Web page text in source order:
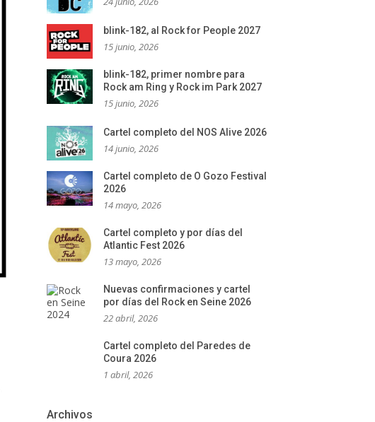
blink-182, al Rock for People 2027
15 junio, 2026
blink-182, primer nombre para
Rock am Ring y Rock im Park 2027
15 junio, 2026
Cartel completo del NOS Alive 2026
14 junio, 2026
Cartel completo de O Gozo Festival
2026
14 mayo, 2026
Cartel completo y por días del
Atlantic Fest 2026
13 mayo, 2026
Nuevas confirmaciones y cartel
por días del Rock en Seine 2026
22 abril, 2026
Cartel completo del Paredes de
Coura 2026
1 abril, 2026
Archivos